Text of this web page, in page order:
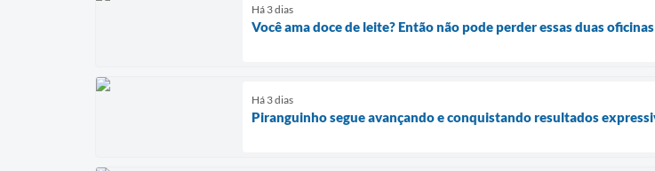
Há 3 dias
Você ama doce de leite? Então não pode perder essas duas
Há 3 dias
Piranguinho segue avançando e conquistando resultados